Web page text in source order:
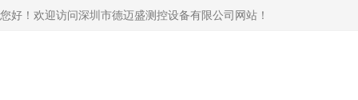
您好！欢迎访问深圳市德迈盛测控设备有限公司网站！